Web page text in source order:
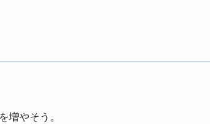
やそう。